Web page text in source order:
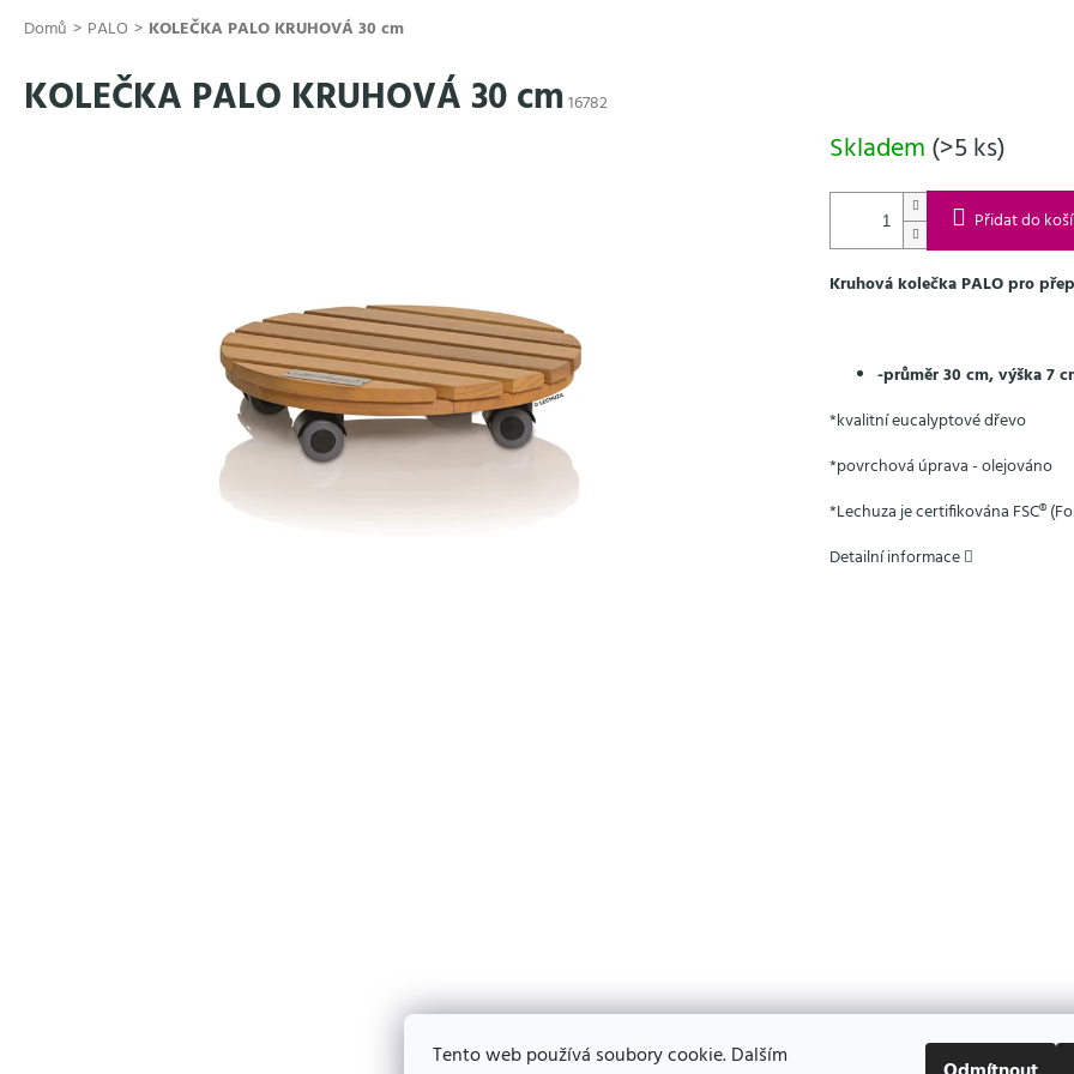
Tento web používá soubory cookie. Dalším
Domů PALO KOLEČKA PALO KRUHOVÁ 30 cm
KOLEČKA PALO KRUHOVÁ 30 cm16782
Skladem (>5 ks)
Přidat do
Kruhová kolečka PALO pro
-průměr 30 cm, výška 7
*kvalitní eucalyptové dřevo
*povrchová úprava - olejováno
*Lechuza je certifikována FSC®
Detailní informace